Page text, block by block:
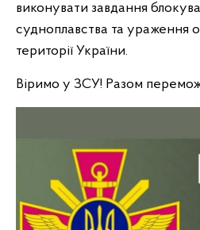
виконувати завдання
судноплавства та ураження
території України.
Віримо у ЗСУ! Разом